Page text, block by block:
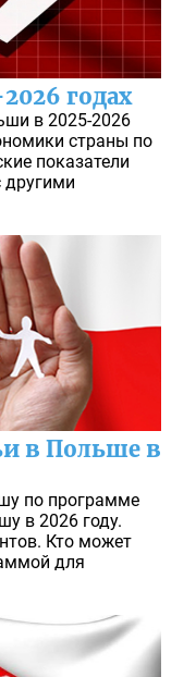
годах
в 2025-2026
страны по
показатели
другими
в Польше в
по программе
в 2026 году.
Кто может
для